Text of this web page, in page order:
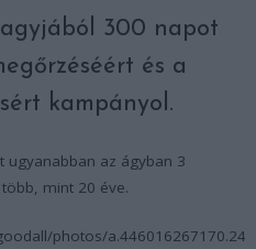
300 napot
és a
kampányol.
ugyanabban az ágyban 3
mint 20 éve.
photos/